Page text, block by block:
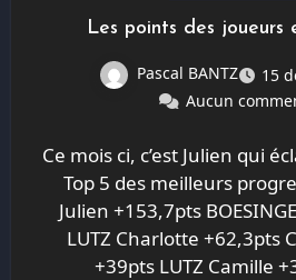
Les points des joueurs
Pascal BANTZ
15
Aucun
Ce mois ci, c’est Julien qui
Top 5 des meilleurs
Julien +153,7pts
LUTZ Charlotte +62,3pts
+39pts LUTZ Camille